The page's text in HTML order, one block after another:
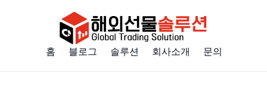
홈 블로그 솔루션 회사소개 문의